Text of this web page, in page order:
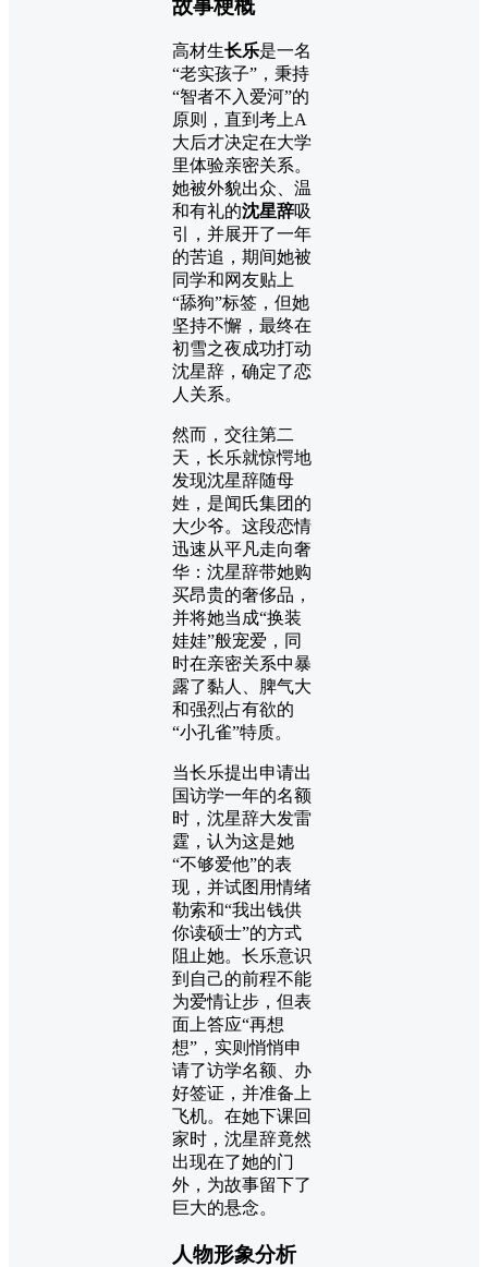
故事梗概
高材生长乐是一名
“老实孩子”，秉持
“智者不入爱河”的
原则，直到考上A
大后才决定在大学
里体验亲密关系。
她被外貌出众、温
和有礼的沈星辞吸
引，并展开了一年
的苦追，期间她被
同学和网友贴上
“舔狗”标签，但她
坚持不懈，最终在
初雪之夜成功打动
沈星辞，确定了恋
人关系。
然而，交往第二
天，长乐就惊愕地
发现沈星辞随母
姓，是闻氏集团的
大少爷。这段恋情
迅速从平凡走向奢
华：沈星辞带她购
买昂贵的奢侈品，
并将她当成“换装
娃娃”般宠爱，同
时在亲密关系中暴
露了黏人、脾气大
和强烈占有欲的
“小孔雀”特质。
当长乐提出申请出
国访学一年的名额
时，沈星辞大发雷
霆，认为这是她
“不够爱他”的表
现，并试图用情绪
勒索和“我出钱供
你读硕士”的方式
阻止她。长乐意识
到自己的前程不能
为爱情让步，但表
面上答应“再想
想”，实则悄悄申
请了访学名额、办
好签证，并准备上
飞机。在她下课回
家时，沈星辞竟然
出现在了她的门
外，为故事留下了
巨大的悬念。
人物形象分析